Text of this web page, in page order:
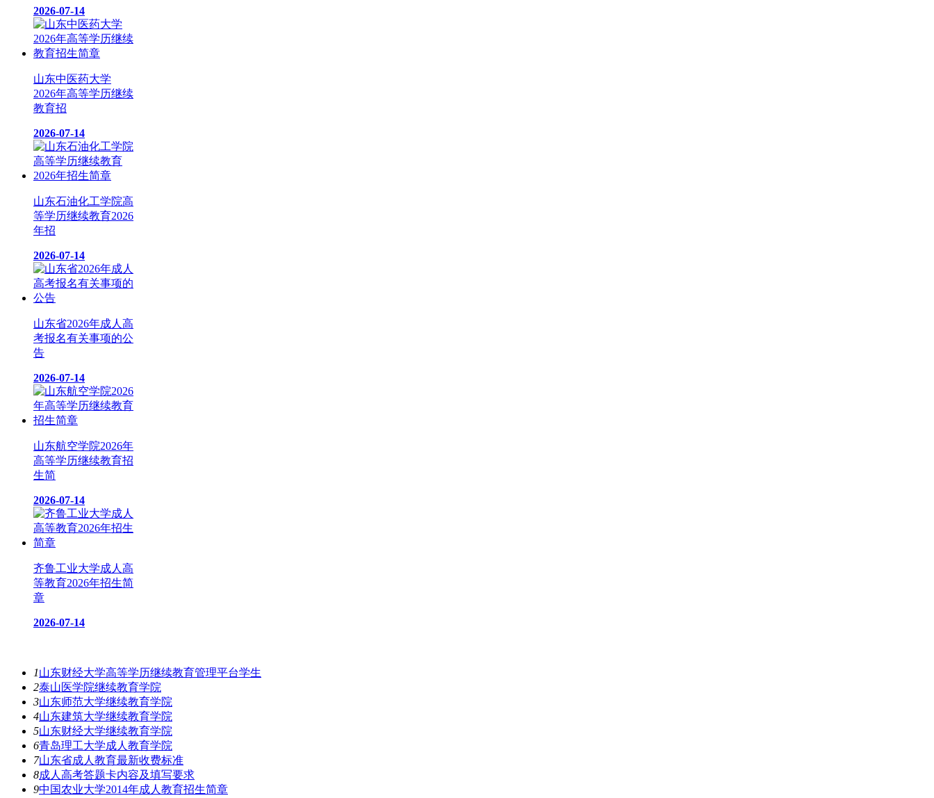
2026-07-14
山东中医药大学
2026年高等学历继续
教育招
2026-07-14
山东石油化工学院高
等学历继续教育2026
年招
2026-07-14
山东省2026年成人高
考报名有关事项的公
告
2026-07-14
山东航空学院2026年
高等学历继续教育招
生简
2026-07-14
齐鲁工业大学成人高
等教育2026年招生简
章
2026-07-14
1山东财经大学高等学历继续教育管理平台学生
2泰山医学院继续教育学院
3山东师范大学继续教育学院
4山东建筑大学继续教育学院
5山东财经大学继续教育学院
6青岛理工大学成人教育学院
7山东省成人教育最新收费标准
8成人高考答题卡内容及填写要求
9中国农业大学2014年成人教育招生简章